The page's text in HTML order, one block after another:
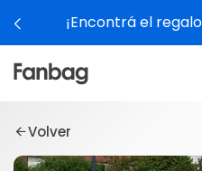
¡Encontrá el
Volver